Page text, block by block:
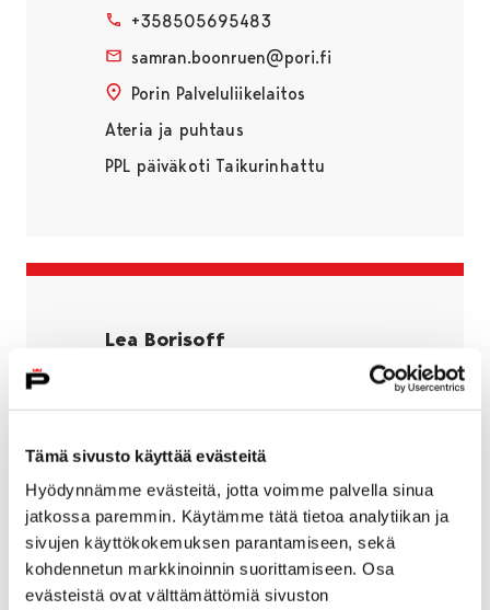
Tämä sivusto käyttää evästeitä
Hyödynnämme evästeitä, jotta voimme palvella sinua
jatkossa paremmin. Käytämme tätä tietoa analytiikan ja
sivujen käyttökokemuksen parantamiseen, sekä
kohdennetun markkinoinnin suorittamiseen. Osa
evästeistä ovat välttämättömiä sivuston
+358505695483
samran.boonruen@pori.fi
Porin Palveluliikelaitos
Ateria ja puhtaus
PPL päiväkoti Taikurinhattu
Lea Borisoff
+358447019087
lea.borisoff@pori.fi
Sivistystoimiala
Opetusyksikkö
Tuulikellon koulu